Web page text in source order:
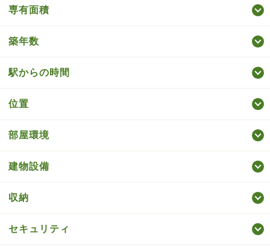
専有面積
築年数
駅からの時間
位置
部屋環境
建物設備
収納
セキュリティ